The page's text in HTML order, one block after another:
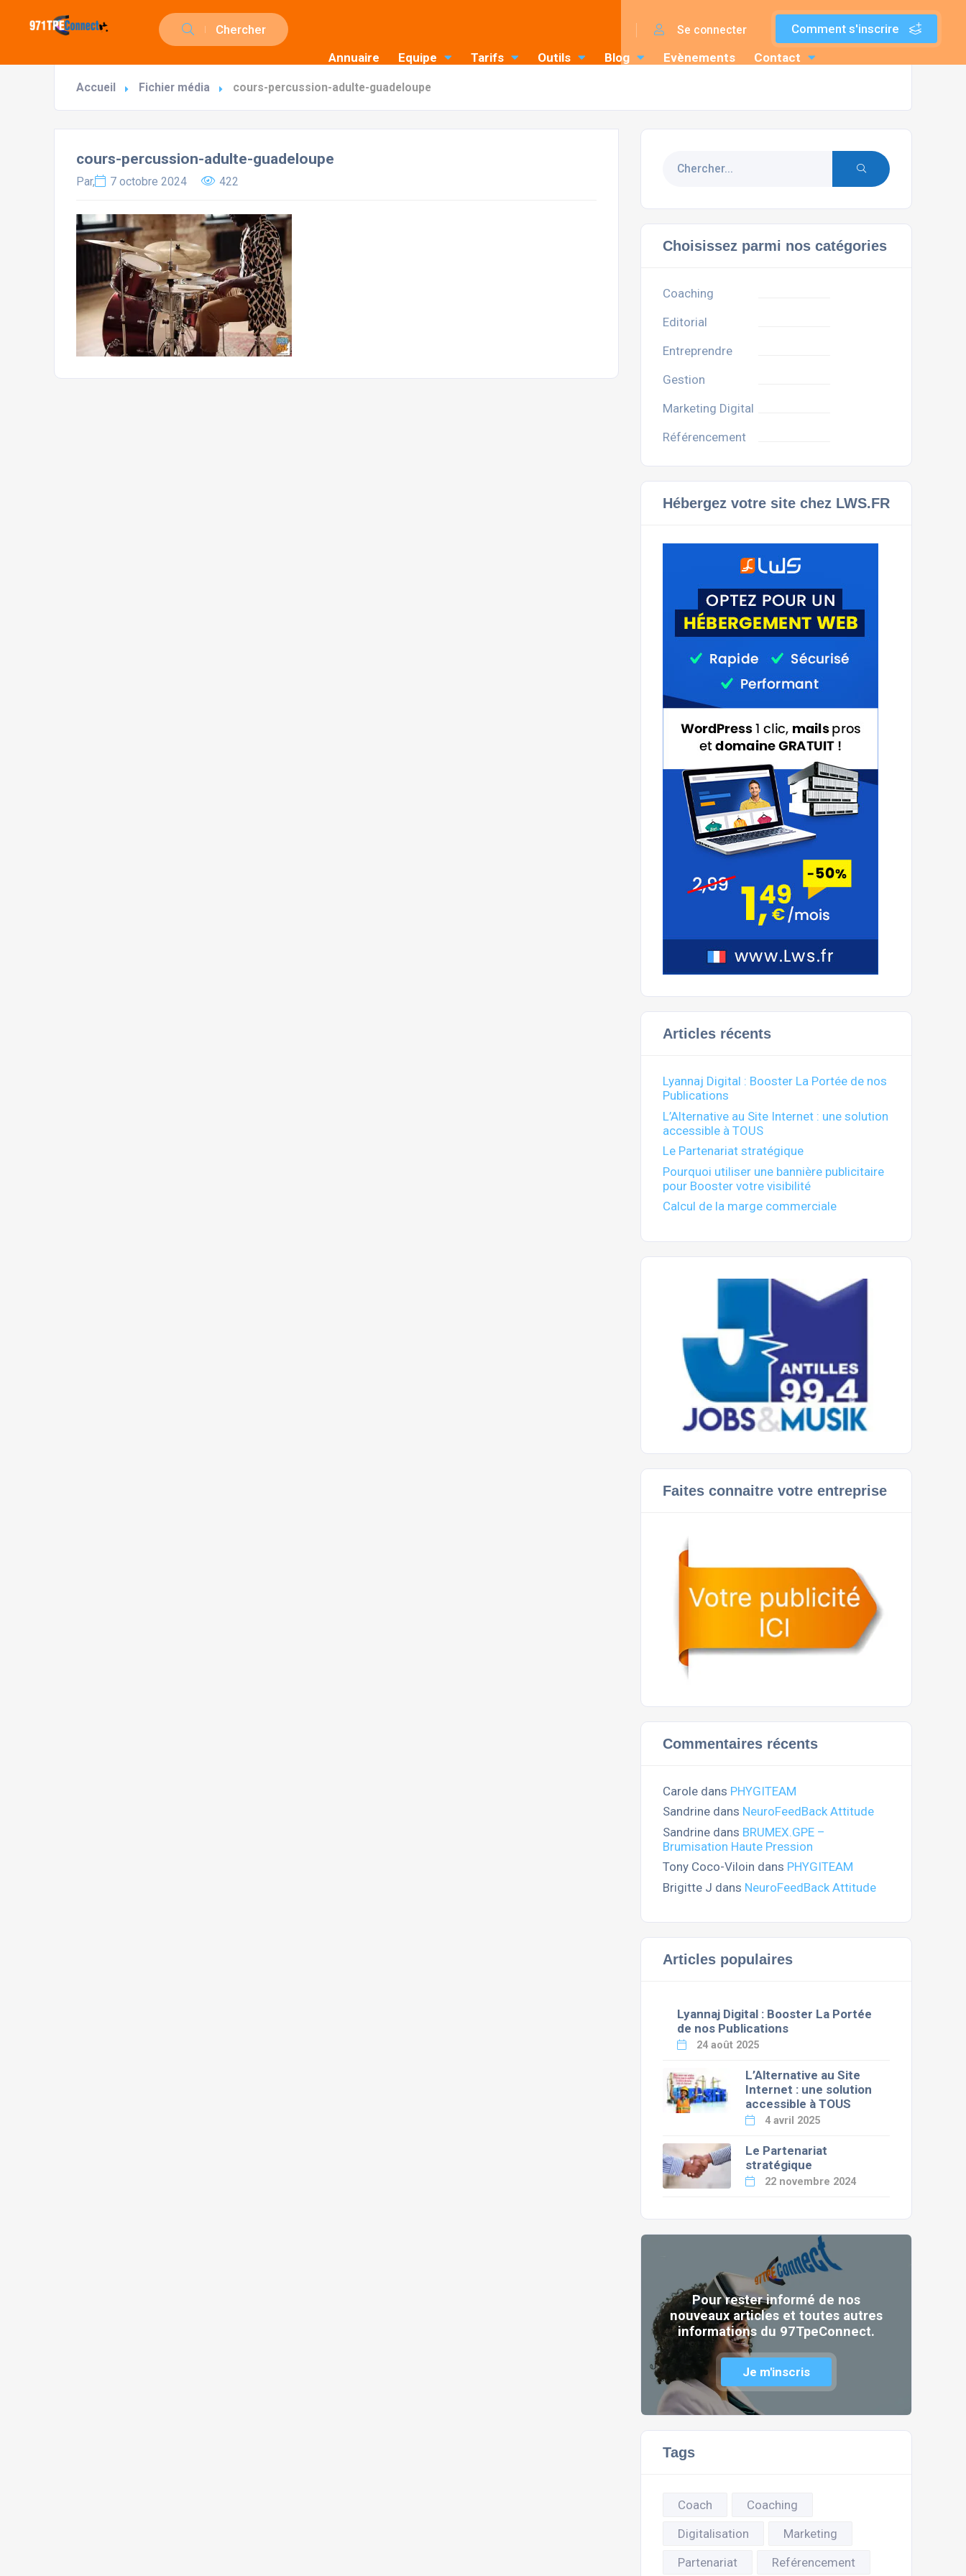
Chercher Comment s'inscrire
Se connecter
Annuaire Equipe Tarifs Outils Blog Evènements Contact
Accueil Fichier média cours-percussion-adulte-guadeloupe
cours-percussion-adulte-guadeloupe
Par, 7 octobre 2024 422
Choisissez parmi nos catégories
Coaching
Editorial
Entreprendre
Gestion
Marketing Digital
Référencement
Hébergez votre site chez LWS.FR
Articles récents
Lyannaj Digital : Booster La Portée de nos
Publications
L’Alternative au Site Internet : une solution
accessible à TOUS
Le Partenariat stratégique
Pourquoi utiliser une bannière publicitaire
pour Booster votre visibilité
Calcul de la marge commerciale
Faites connaitre votre entreprise
Commentaires récents
Carole dans PHYGITEAM
Sandrine dans NeuroFeedBack Attitude
Sandrine dans BRUMEX.GPE –
Brumisation Haute Pression
Tony Coco-Viloin dans PHYGITEAM
Brigitte J dans NeuroFeedBack Attitude
Articles populaires
Lyannaj Digital : Booster La Portée
de nos Publications
24 août 2025
L’Alternative au Site
Internet : une solution
accessible à TOUS
4 avril 2025
Le Partenariat
stratégique
22 novembre 2024
Pour rester informé de nos
nouveaux articles et toutes autres
informations du 97TpeConnect.
Je m'inscris
Tags
Coach
Coaching
Digitalisation
Marketing
Partenariat
Reférencement